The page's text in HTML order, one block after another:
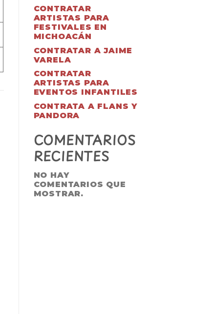
CONTRATAR
ARTISTAS PARA
FESTIVALES EN
MICHOACÁN
CONTRATAR A JAIME
VARELA
CONTRATAR
ARTISTAS PARA
EVENTOS INFANTILES
CONTRATA A FLANS Y
PANDORA
COMENTARIOS
RECIENTES
NO HAY
COMENTARIOS QUE
MOSTRAR.